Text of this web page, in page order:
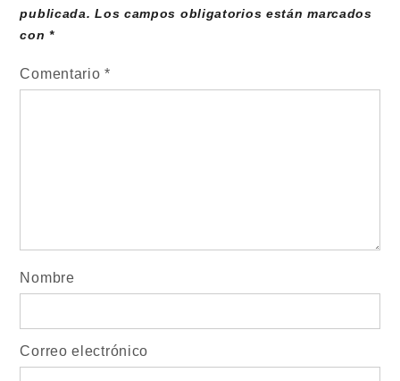
publicada. Los campos obligatorios están marcados
con*
Comentario*
Nombre
Correo electrónico